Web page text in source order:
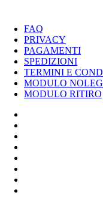
FAQ
PRIVACY
PAGAMENTI
SPEDIZIONI
TERMINI E
MODULO
MODULO RITIRO